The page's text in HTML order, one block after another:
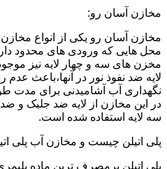
مخازن آسان رو:
مخازن آسان رو یکی از انواع
محل هایی که ورودی های محدود
مخزن های سه و چهار لایه نیز
لایه ضد نفوذ نور در آنها،باعث
نگهداری آب آشامیدنی برای مدت
در این مخازن از لایه ضد جلبک و
سه لایه استفاده شده است.
پلی اتیلن چیست و مخازن آب پلی
پلی اتیلن پرمصرف ترین ماده